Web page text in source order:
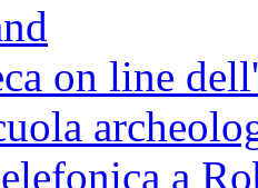
on line
a